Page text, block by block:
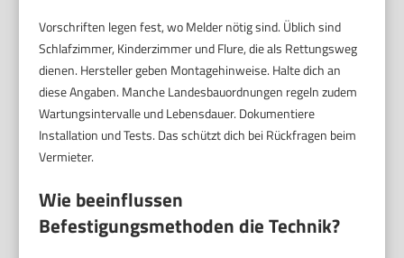
Vorschriften legen fest, wo Melder nötig sind. Üblich sind
Schlafzimmer, Kinderzimmer und Flure, die als Rettungsweg
dienen. Hersteller geben Montagehinweise. Halte dich an
diese Angaben. Manche Landesbauordnungen regeln zudem
Wartungsintervalle und Lebensdauer. Dokumentiere
Installation und Tests. Das schützt dich bei Rückfragen beim
Vermieter.
Wie beeinflussen
Befestigungsmethoden die Technik?